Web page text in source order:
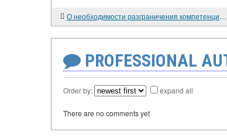
О необходимости разграничения компетенций руководителей по принятию решений в системе военного управления
PROFESSIONAL
Order by: expand all
There are no comments yet